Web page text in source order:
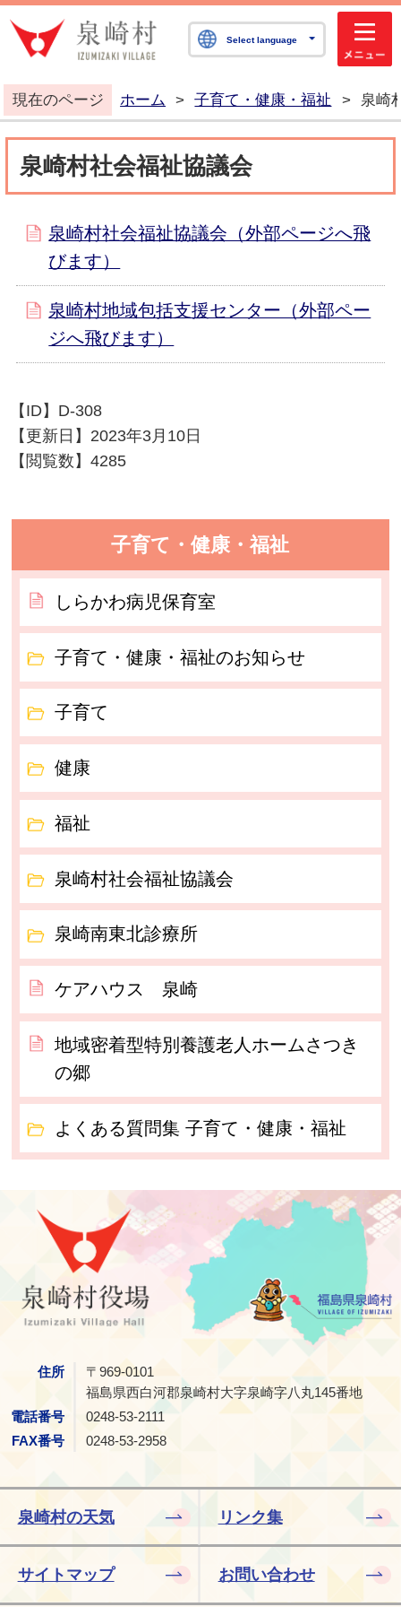
泉崎村公式ホームペ
Select language
現在のページ ホーム > 子育て・健康・福祉 > 泉崎
泉崎村社会福祉協議会
泉崎村社会福祉協議会（外部ページへ飛
びます）
泉崎村地域包括支援センター（外部ペー
ジへ飛びます）
【ID】 D-308
【更新日】 2023年3月10日
【閲覧数】4285
子育て・健康・福祉
しらかわ病児保育室
子育て・健康・福祉のお知らせ
子育て
健康
福祉
泉崎村社会福祉協議会
泉崎南東北診療所
ケアハウス 泉崎
地域密着型特別養護老人ホームさつき
の郷
よくある質問集 子育て・健康・福祉
泉崎村
住所
〒969-0101
福島県西白河郡泉崎村大字泉崎字八丸145番地
電話番号
0248-53-2111
FAX番号
0248-53-2958
泉崎村の天気 リンク集
サイトマップ お問い合わせ